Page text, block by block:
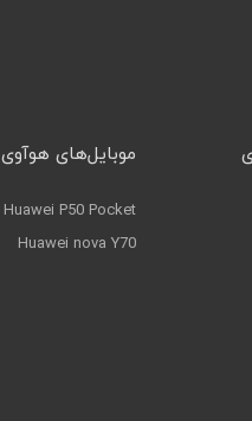
موبایل‌های هوآوی
Huawei P50 Pocket
Huawei nova Y70